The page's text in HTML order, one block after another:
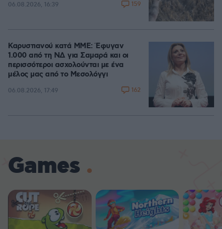
06.08.2026, 16:39 159
Καρυστιανού κατά ΜΜΕ: Έφυγαν
1.000 από τη ΝΔ για Σαμαρά και οι
περισσότεροι ασχολούνται με ένα
μέλος μας από το Μεσολόγγι
06.08.2026, 17:49 162
Games